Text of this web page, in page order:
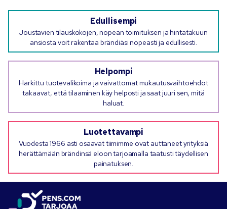
Edullisempi
Joustavien tilauskokojen, nopean toimituksen ja hintatakuun
ansiosta voit rakentaa brändiäsi nopeasti ja edullisesti.
Helpompi
Harkittu tuotevalikoima ja vaivattomat mukautusvaihtoehdot
takaavat, että tilaaminen käy helposti ja saat juuri sen, mitä
haluat.
Luotettavampi
Vuodesta 1966 asti osaavat tiimimme ovat auttaneet yrityksiä
herättämään brändinsä eloon tarjoamalla taatusti täydellisen
painatuksen.